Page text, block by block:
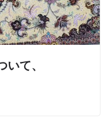
て、